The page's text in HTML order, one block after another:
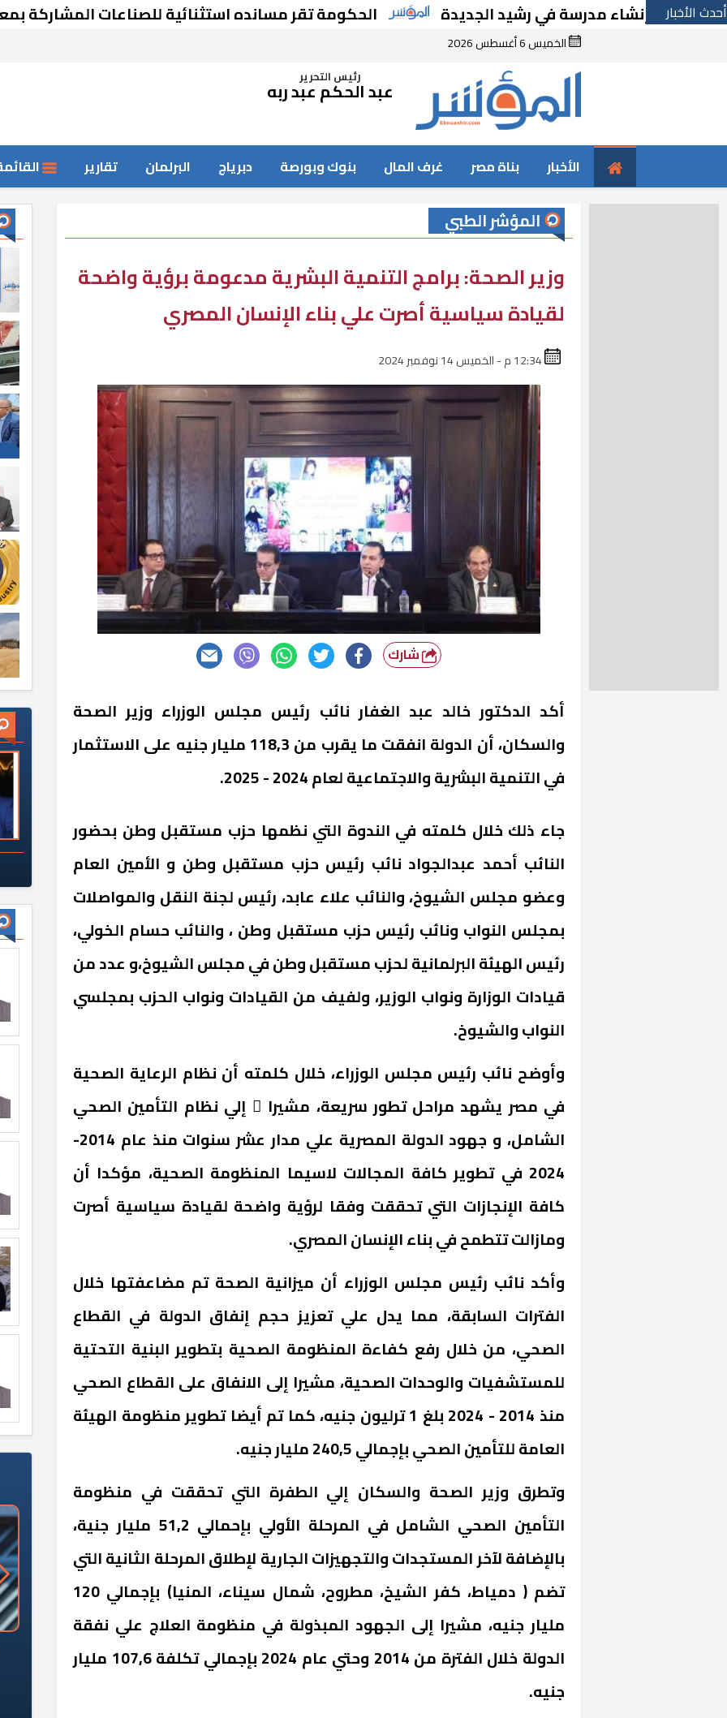
أحدث الأخبار
بإنشاء مدرسة في رشيد الجديدة الحكومة تقر مسانده استثنائية للصناعات المشاركة بمعرض
الخميس 6 أغسطس 2026
رئيس التحرير
عبد الحكم عبد ربه
الأخبار بناة مصر غرف المال بنوك وبورصة دبرياج البرلمان تقارير
المؤشر الطبي
وزير الصحة: برامج التنمية البشرية مدعومة برؤية واضحة
لقيادة سياسية أصرت علي بناء الإنسان المصري
شارك
أكد الدكتور خالد عبد الغفار نائب رئيس مجلس الوزراء وزير الصحة
والسكان، أن الدولة انفقت ما يقرب من 118,3 مليار جنيه على الاستثمار
في التنمية البشرية والاجتماعية لعام 2024 - 2025.
جاء ذلك خلال كلمته في الندوة التي نظمها حزب مستقبل وطن بحضور
النائب أحمد عبدالجواد نائب رئيس حزب مستقبل وطن و الأمين العام
وعضو مجلس الشيوخ، والنائب علاء عابد، رئيس لجنة النقل والمواصلات
بمجلس النواب ونائب رئيس حزب مستقبل وطن ، والنائب حسام الخولي،
رئيس الهيئة البرلمانية لحزب مستقبل وطن في مجلس الشيوخ،و عدد من
قيادات الوزارة ونواب الوزير، ولفيف من القيادات ونواب الحزب بمجلسي
النواب والشيوخ.
وأوضح نائب رئيس مجلس الوزراء، خلال كلمته أن نظام الرعاية الصحية
في مصر يشهد مراحل تطور سريعة، مشيرا ً إلي نظام التأمين الصحي
الشامل، و جهود الدولة المصرية علي مدار عشر سنوات منذ عام 2014-
2024 في تطوير كافة المجالات لاسيما المنظومة الصحية، مؤكدا أن
كافة الإنجازات التي تحققت وفقا لرؤية واضحة لقيادة سياسية أصرت
ومازالت تتطمح في بناء الإنسان المصري.
وأكد نائب رئيس مجلس الوزراء أن ميزانية الصحة تم مضاعفتها خلال
الفترات السابقة، مما يدل علي تعزيز حجم إنفاق الدولة في القطاع
الصحي، من خلال رفع كفاءة المنظومة الصحية بتطوير البنية التحتية
للمستشفيات والوحدات الصحية، مشيرا إلى الانفاق على القطاع الصحي
منذ 2014 - 2024 بلغ 1 ترليون جنيه، كما تم أيضا تطوير منظومة الهيئة
العامة للتأمين الصحي بإجمالي 240,5 مليار جنيه.
وتطرق وزير الصحة والسكان إلي الطفرة التي تحققت في منظومة
التأمين الصحي الشامل في المرحلة الأولي بإحمالي 51,2 مليار جنية،
بالإضافة لآخر المستجدات والتجهيزات الجارية لإطلاق المرحلة الثانية التي
تضم ( دمياط، كفر الشيخ، مطروح، شمال سيناء، المنيا) بإجمالي 120
مليار جنيه، مشيرا إلى الجهود المبذولة في منظومة العلاج علي نفقة
الدولة خلال الفترة من 2014 وحتي عام 2024 بإجمالي تكلفة 107,6 مليار
جنيه.
«وزارة الآثار»: العُثور على 10 توابيت
خشبية بفناء مقبرة "باكي"
سلامة الغذاء: 285 ألف طن صادرات
غذائية في أسبوع